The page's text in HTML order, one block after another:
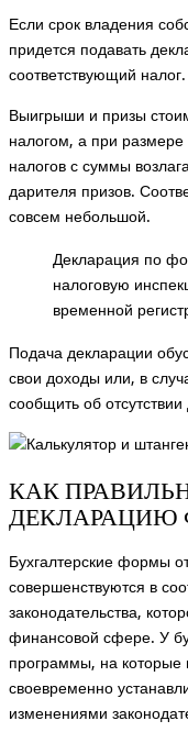
Если срок владения
придется подавать
соответствующий налог.
Выигрыши и призы
налогом, а при
налогов с суммы
дарителя призов.
совсем небольшой.
Декларация по
налоговую
временной
Подача декларации
свои доходы или, в
сообщить об
КАК
ДЕКЛАРАЦИЮ
Бухгалтерские формы
совершенствуются в
законодательства,
финансовой сфере. У
программы, на которые
своевременно
изменениями